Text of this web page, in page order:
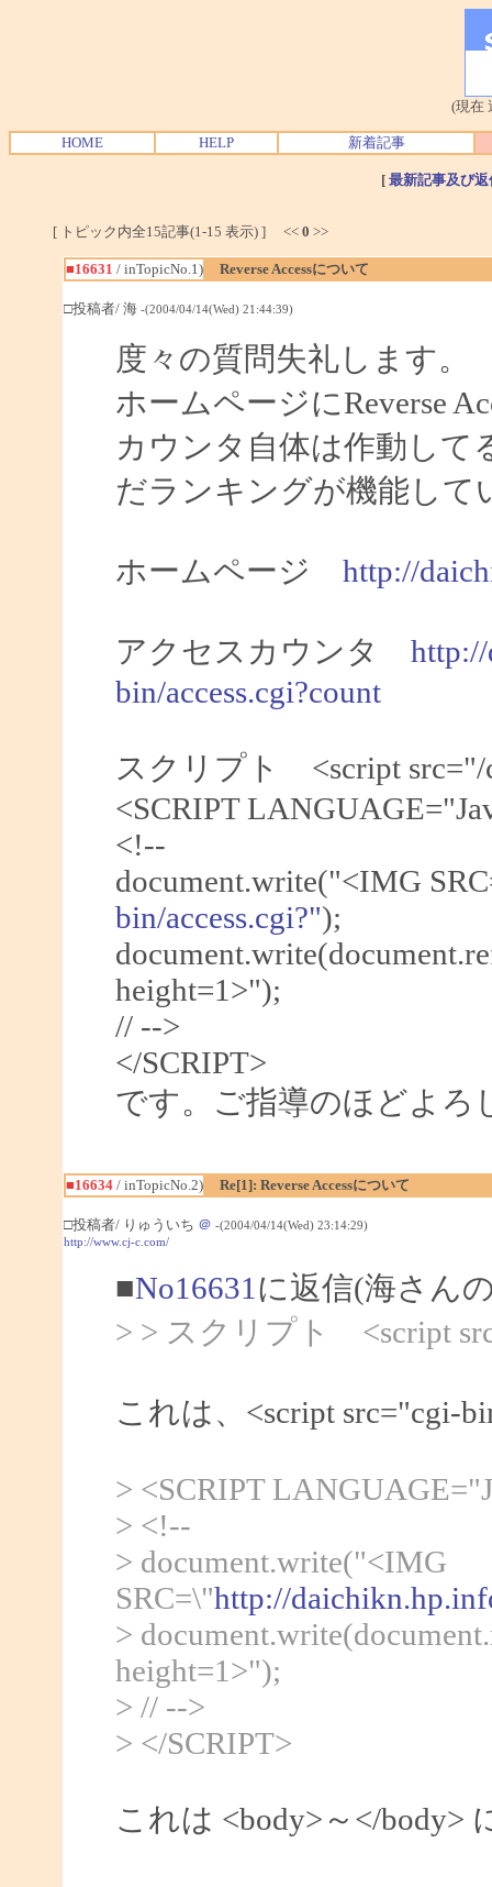
(現在
HOME HELP 新着記事
[ 最新記事及び
[ トピック内全15記事(1-15 表示) ] << 0 >>
■16631 / inTopicNo.1) Reverse Accessについて
□投稿者/ 海 -(2004/04/14(Wed) 21:44:39)
度々の質問失礼します。
ホームページにReverse
カウンタ自体は作動して
だランキングが機能して
ホームページ http://
アクセスカウンタ
bin/access.cgi?count
スクリプト <script src="/
<SCRIPT
<!--
document.write("<IMG
bin/access.cgi?");
height=1>");
// -->
</SCRIPT>
です。ご指導のほどよろ
■16634/ inTopicNo.2) Re[1]: Reverse Accessについて
□投稿者/ りゅういち ＠ -(2004/04/14(Wed) 23:14:29)
http://www.cj-c.com/
■No16631 に返信(海さん
> > スクリプト <script
これは、<script src="cgi-
> <SCRIPT
> <!--
> document.write("<IMG
SRC=\"http://
>
height=1>");
> // -->
> </SCRIPT>
これは <body>～</body>